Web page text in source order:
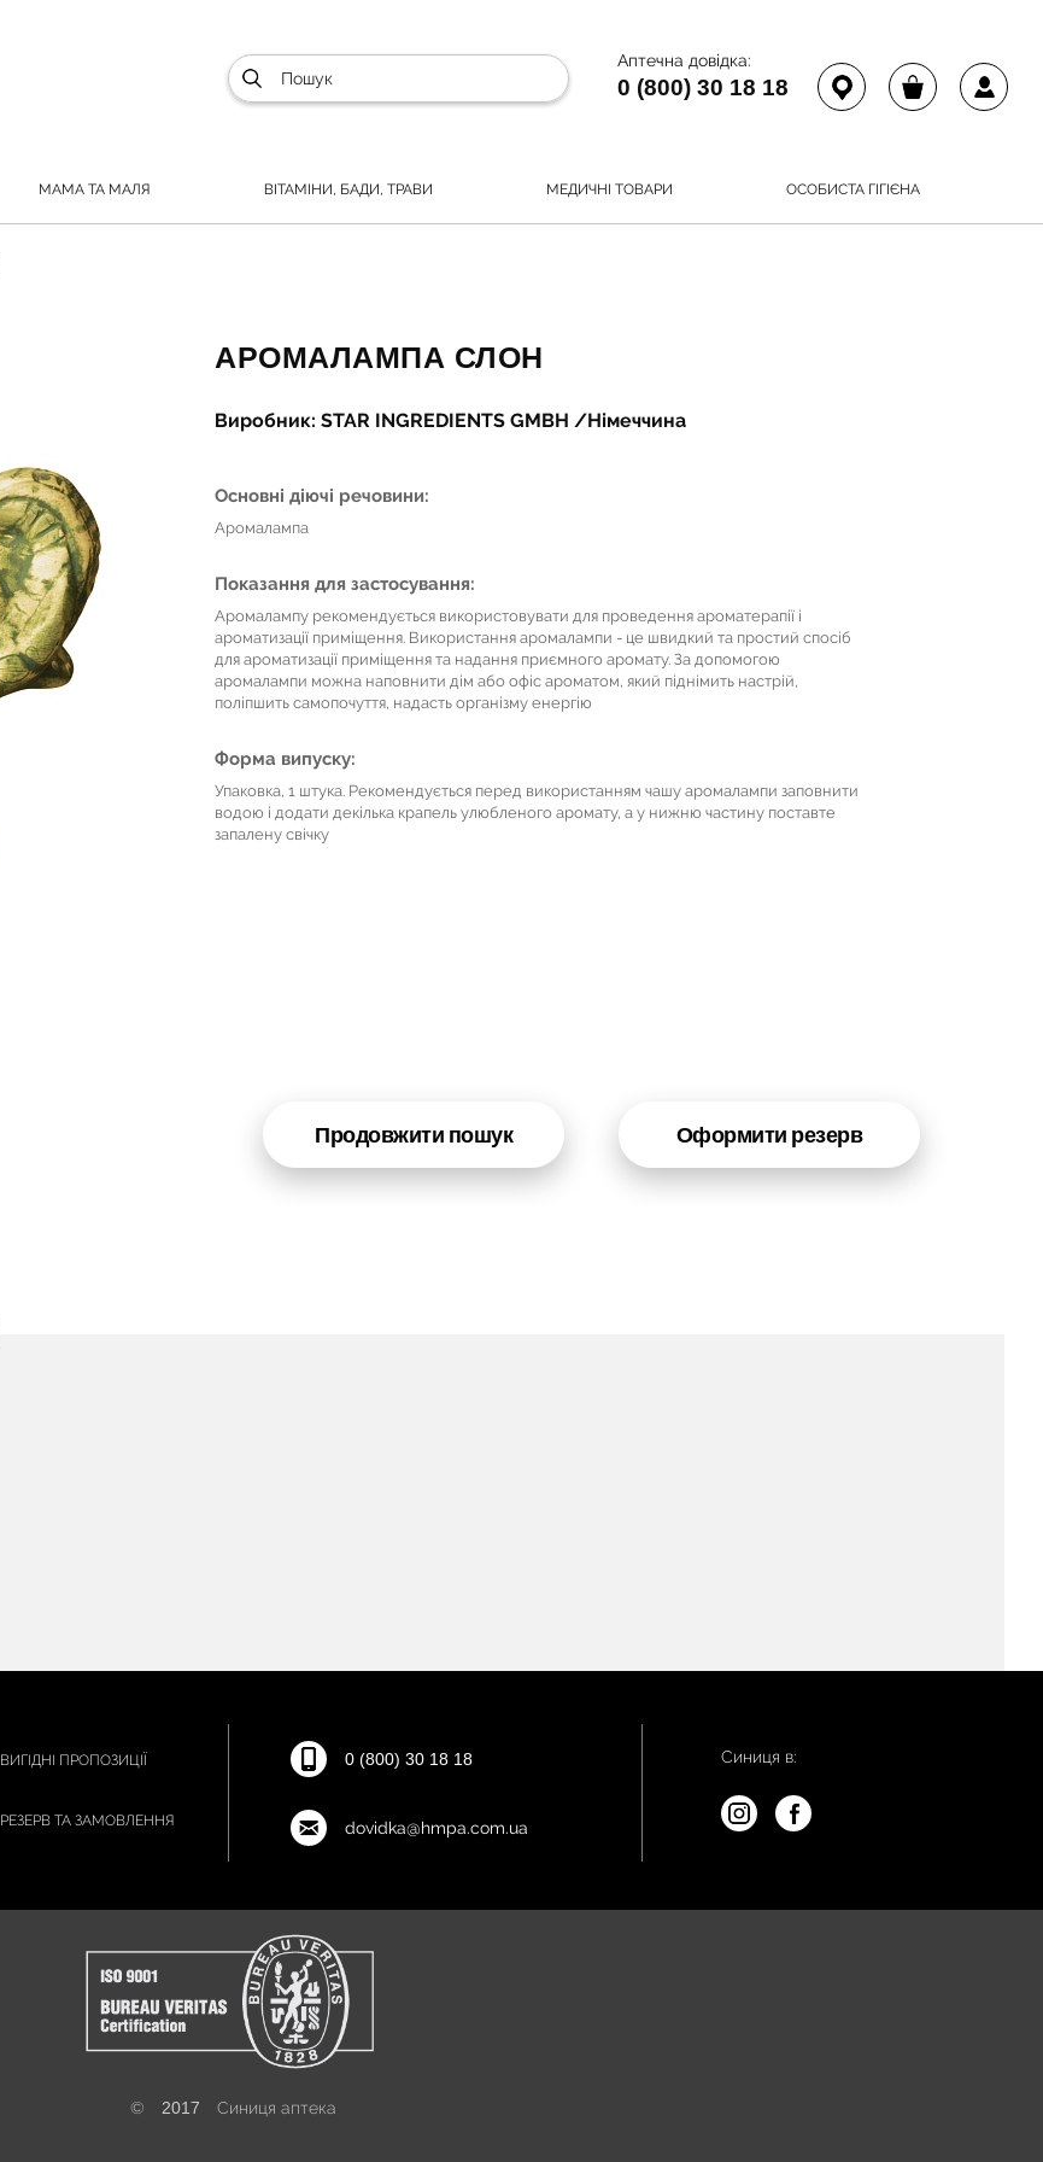
Аптечна довідка:
0 (800) 30 18 18
МАМА ТА МАЛЯ ВІТАМІНИ, БАДИ, ТРАВИ МЕДИЧНІ ТОВАРИ ОСОБИСТА ГІГІЄНА
АРОМАЛАМПА СЛОН
Виробник: STAR INGREDIENTS GMBH /Німеччина
Основні діючі речовини:
Аромалампа
Показання для застосування:
Аромалампу рекомендується використовувати для проведення ароматерапії і
ароматизації приміщення. Використання аромалампи - це швидкий та простий спосіб
для ароматизації приміщення та надання приємного аромату. За допомогою
аромалампи можна наповнити дім або офіс ароматом, який піднімить настрій,
поліпшить самопочуття, надасть організму енергію
Форма випуску:
Упаковка, 1 штука. Рекомендується перед використанням чашу аромалампи заповнити
водою і додати декілька крапель улюбленого аромату, а у нижню частину поставте
запалену свічку
Продовжити пошук Оформити резерв
ВИГІДНІ ПРОПОЗИЦІЇ
РЕЗЕРВ ТА ЗАМОВЛЕННЯ
0 (800) 30 18 18
dovidka@hmpa.com.ua
Синиця в:
© 2017 Синиця аптека